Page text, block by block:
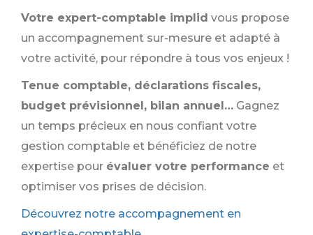
Votre expert-comptable implid vous propose
un accompagnement sur-mesure et adapté à
votre activité, pour répondre à tous vos enjeux !
Tenue comptable, déclarations fiscales,
budget prévisionnel, bilan annuel… Gagnez
un temps précieux en nous confiant votre
gestion comptable et bénéficiez de notre
expertise pour évaluer votre performance et
optimiser vos prises de décision.
Découvrez notre accompagnement en